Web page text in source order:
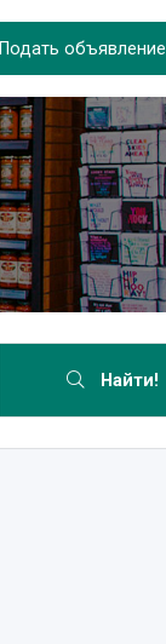
Подать объявление
Найти!